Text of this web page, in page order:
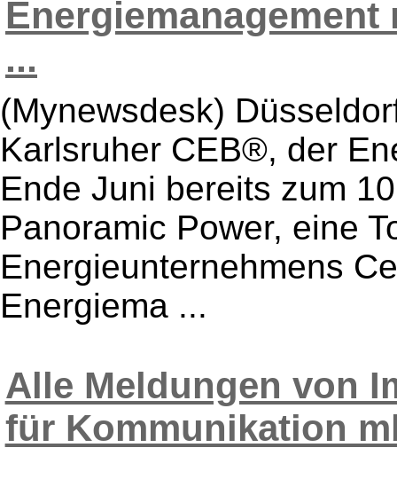
...
(Mynewsdesk)
Karlsruher CEB®, der
Ende Juni bereits zum
Panoramic Power, eine
Energieunternehmens
Energiema ...
Alle Meldungen von
für Kommunikation